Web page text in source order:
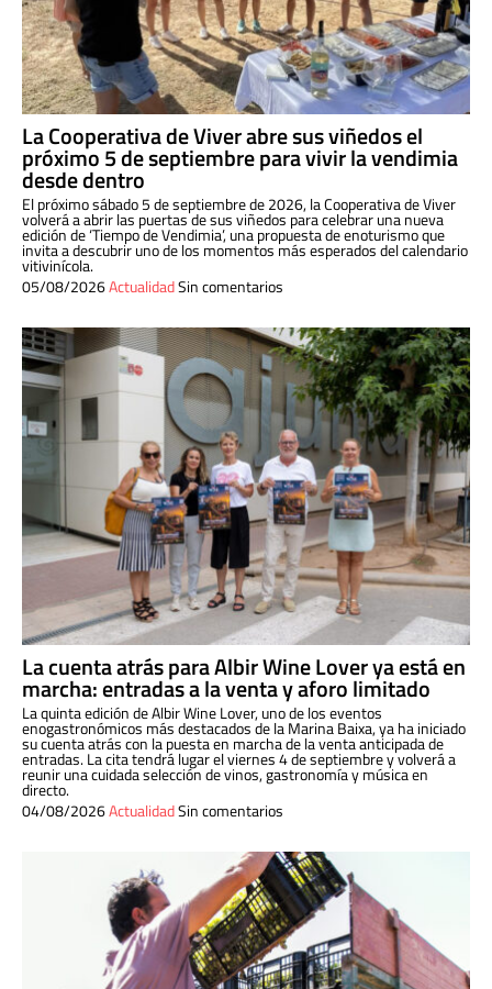
La Cooperativa de Viver abre sus viñedos el
próximo 5 de septiembre para vivir la vendimia
desde dentro
El próximo sábado 5 de septiembre de 2026, la Cooperativa de Viver
volverá a abrir las puertas de sus viñedos para celebrar una nueva
edición de ‘Tiempo de Vendimia’, una propuesta de enoturismo que
invita a descubrir uno de los momentos más esperados del calendario
vitivinícola.
05/08/2026ActualidadSin comentarios
La cuenta atrás para Albir Wine Lover ya está en
marcha: entradas a la venta y aforo limitado
La quinta edición de Albir Wine Lover, uno de los eventos
enogastronómicos más destacados de la Marina Baixa, ya ha iniciado
su cuenta atrás con la puesta en marcha de la venta anticipada de
entradas. La cita tendrá lugar el viernes 4 de septiembre y volverá a
reunir una cuidada selección de vinos, gastronomía y música en
directo.
04/08/2026ActualidadSin comentarios